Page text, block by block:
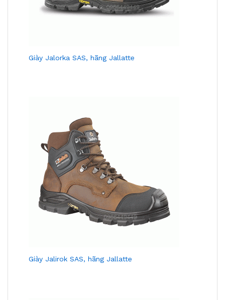
Giày Jalorka SAS, hãng Jallatte
Giày Jalirok SAS, hãng Jallatte